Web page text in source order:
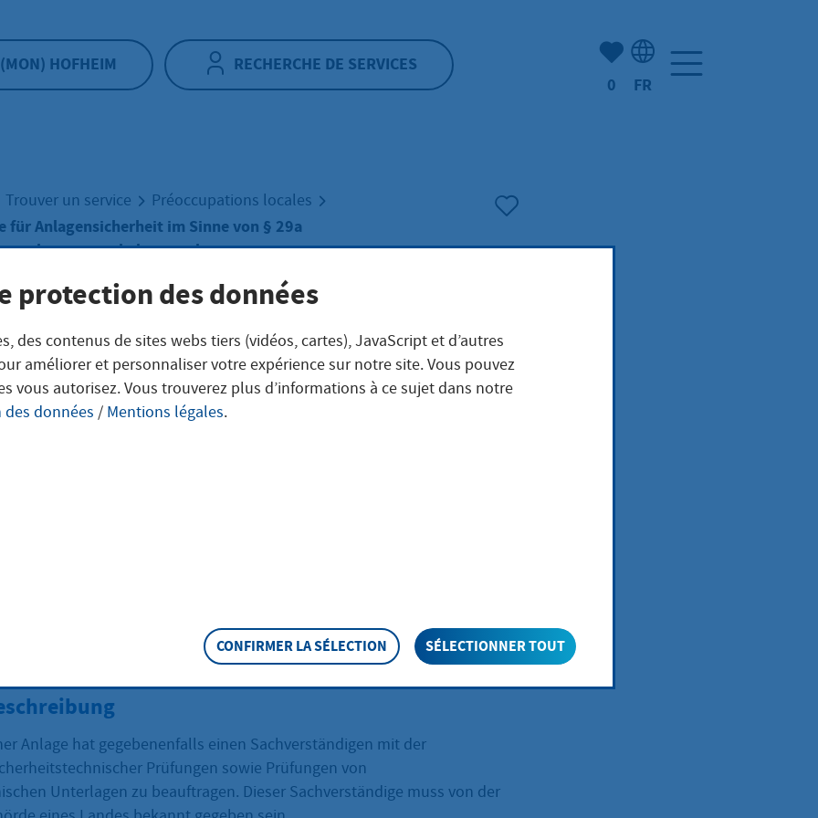
(MON) HOFHEIM RECHERCHE DE SERVICES
Nombre d'éléments mis en
0 FR
Trouver un service Préoccupations locales
für Anlagensicherheit im Sinne von § 29a
bekanntgeben
für
im
von § 29a
bekanntgeben
Anlage hat gegebenenfalls einen Sachverständigen mit der
Prüfungen sowie Prüfungen von
Unterlagen zu beauftragen. Dieser Sachverständige muss von der
protection des données
des contenus de sites webs tiers (vidéos, cartes), JavaScript et d’autres
améliorer et personnaliser votre expérience sur notre site. Vous pouvez
vous autorisez. Vous trouverez plus d’informations à ce sujet dans notre
données / Mentions légales.
CONFIRMER LA SÉLECTION SÉLECTIONNER TOUT